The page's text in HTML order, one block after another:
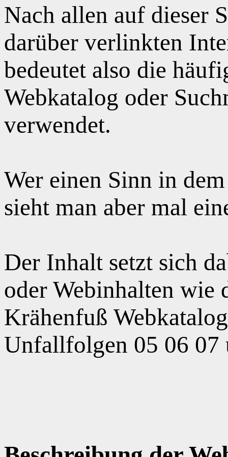
Nach allen auf dieser
darüber verlinkten
bedeutet also die
Webkatalog oder
verwendet.
Wer einen Sinn in
sieht man aber mal
Der Inhalt setzt sich
oder Webinhalten wie
Krähenfuß
Unfallfolgen 05 06 07